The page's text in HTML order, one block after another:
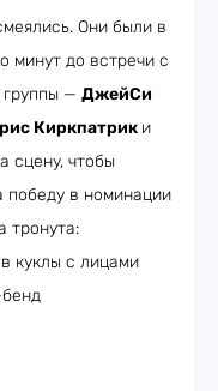
Они были в
минут до встречи с
группы — ДжейСи
Киркпатрик и
сцену, чтобы
победу в номинации
тронута:
куклы с лицами